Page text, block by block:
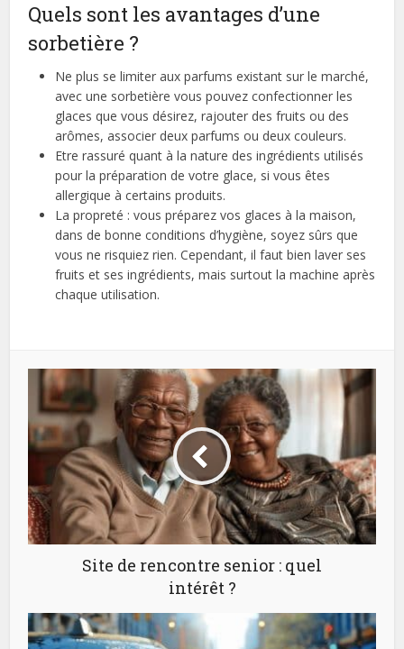
Quels sont les avantages d’une
sorbetière ?
Ne plus se limiter aux parfums existant sur le marché,
avec une sorbetière vous pouvez confectionner les
glaces que vous désirez, rajouter des fruits ou des
arômes, associer deux parfums ou deux couleurs.
Etre rassuré quant à la nature des ingrédients utilisés
pour la préparation de votre glace, si vous êtes
allergique à certains produits.
La propreté : vous préparez vos glaces à la maison,
dans de bonne conditions d’hygiène, soyez sûrs que
vous ne risquiez rien. Cependant, il faut bien laver ses
fruits et ses ingrédients, mais surtout la machine après
chaque utilisation.
Site de rencontre senior : quel
intérêt ?